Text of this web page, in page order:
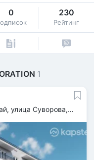
0 230
Рейтинг
1
улица Суворова,